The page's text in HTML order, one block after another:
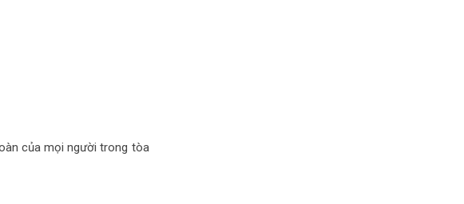
của mọi người trong tòa